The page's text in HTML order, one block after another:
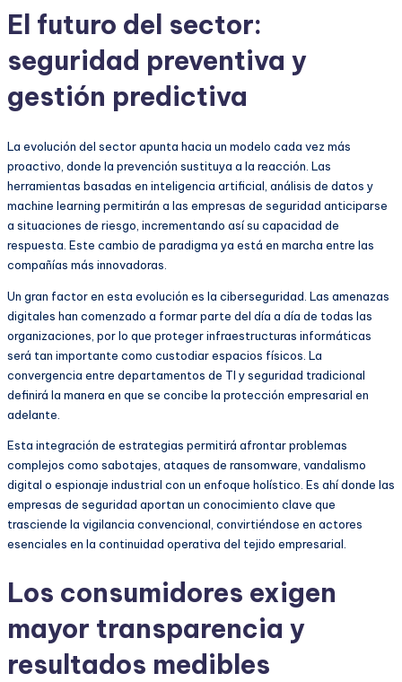
El futuro del sector:
seguridad preventiva y
gestión predictiva
La evolución del sector apunta hacia un modelo cada vez más
proactivo, donde la prevención sustituya a la reacción. Las
herramientas basadas en inteligencia artificial, análisis de datos y
machine learning permitirán a las empresas de seguridad anticiparse
a situaciones de riesgo, incrementando así su capacidad de
respuesta. Este cambio de paradigma ya está en marcha entre las
compañías más innovadoras.
Un gran factor en esta evolución es la ciberseguridad. Las amenazas
digitales han comenzado a formar parte del día a día de todas las
organizaciones, por lo que proteger infraestructuras informáticas
será tan importante como custodiar espacios físicos. La
convergencia entre departamentos de TI y seguridad tradicional
definirá la manera en que se concibe la protección empresarial en
adelante.
Esta integración de estrategias permitirá afrontar problemas
complejos como sabotajes, ataques de ransomware, vandalismo
digital o espionaje industrial con un enfoque holístico. Es ahí donde las
empresas de seguridad aportan un conocimiento clave que
trasciende la vigilancia convencional, convirtiéndose en actores
esenciales en la continuidad operativa del tejido empresarial.
Los consumidores exigen
mayor transparencia y
resultados medibles